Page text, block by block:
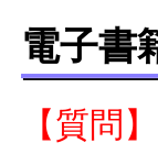
電子書
【質問】